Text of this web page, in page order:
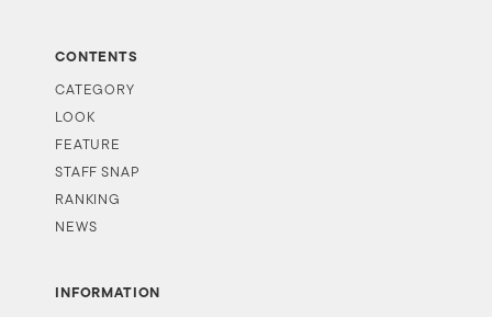
CONTENTS
CATEGORY
LOOK
FEATURE
STAFF SNAP
RANKING
NEWS
INFORMATION